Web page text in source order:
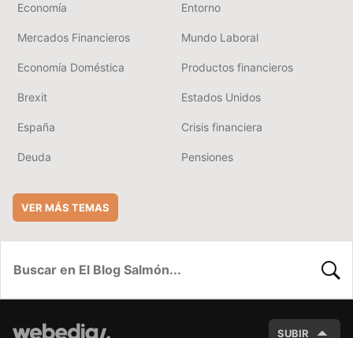
Economía Entorno
Mercados Financieros Mundo Laboral
Economía Doméstica Productos financieros
Brexit Estados Unidos
España Crisis financiera
Deuda Pensiones
VER MÁS TEMAS
SUBIR